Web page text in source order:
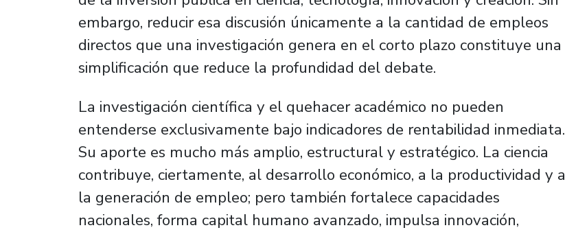
embargo, reducir esa discusión únicamente a la cantidad de empleos
directos que una investigación genera en el corto plazo constituye una
simplificación que reduce la profundidad del debate.
La investigación científica y el quehacer académico no pueden
entenderse exclusivamente bajo indicadores de rentabilidad inmediata.
Su aporte es mucho más amplio, estructural y estratégico. La ciencia
contribuye, ciertamente, al desarrollo económico, a la productividad y a
la generación de empleo; pero también fortalece capacidades
nacionales, forma capital humano avanzado, impulsa innovación,